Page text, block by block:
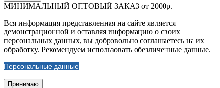
МИНИМАЛЬНЫЙ ОПТОВЫЙ ЗАКАЗ от 2000р.
Вся информация представленная на сайте является
демонстрационной и оставляя информацию о своих
персональных данных, вы добровольно соглашаетесь на их
обработку. Рекомендуем использовать обезличенные данные.
Персональные данные
Принимаю